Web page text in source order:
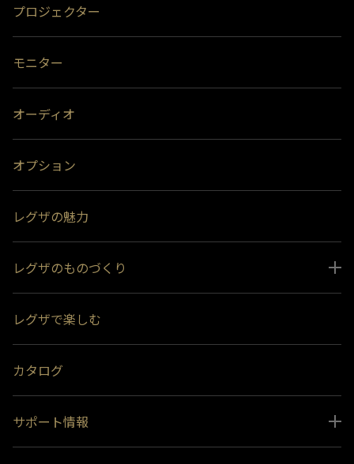
プロジェクター
モニター
オーディオ
オプション
レグザの魅力
レグザのものづくり
スペシャルコンテンツ
受賞履歴
レグザで楽しむ
カタログ
サポート情報
取扱説明書ダウンロード